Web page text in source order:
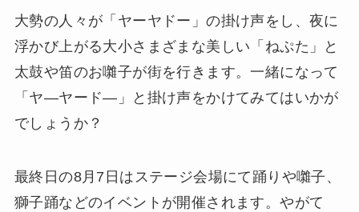
大勢の人々が「ヤーヤドー」の掛け声をし、夜に
浮かび上がる大小さまざまな美しい「ねぷた」と
太鼓や笛のお囃子が街を行きます。一緒になって
「ヤ―ヤード―」と掛け声をかけてみてはいかが
でしょうか？
最終日の8月7日はステージ会場にて踊りや囃子、
獅子踊などのイベントが開催されます。やがて